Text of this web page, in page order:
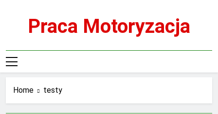
Praca Motoryzacja
Home testy